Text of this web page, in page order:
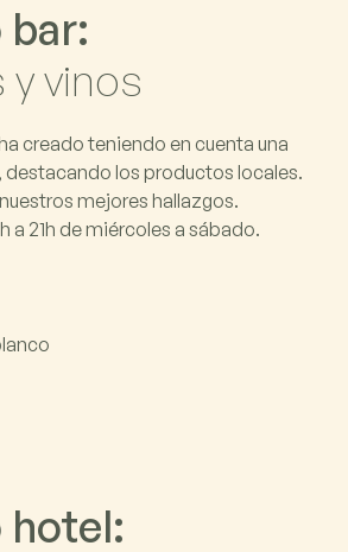
bar:
yvinos
creado teniendo en cuenta una
destacando los productos locales.
mejores hallazgos.
a 21h de miércoles a sábado.
hotel: